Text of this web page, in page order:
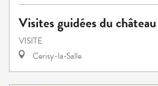
Visites guidées du
VISITE
Cerisy-la-Salle